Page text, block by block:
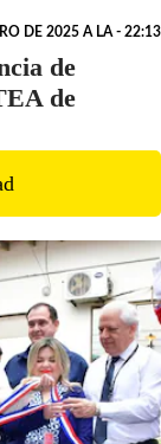
DE 2025 A LA - 22:13
de
de